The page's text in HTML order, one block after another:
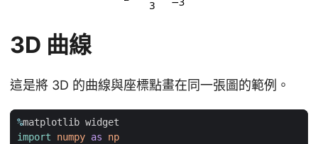
3D 曲線
這是將 3D 的曲線與座標點畫在同一張圖的範例。
%matplotlib widget
import
numpy as
np